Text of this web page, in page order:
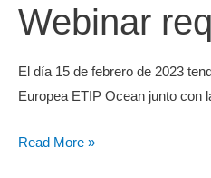
Webinar
El día 15 de febrero de 2023
Europea ETIP Ocean junto con
Read More »